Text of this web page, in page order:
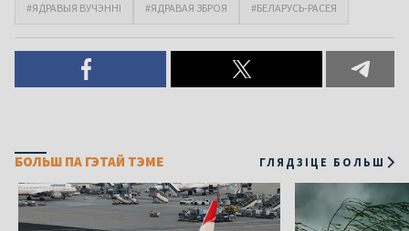
#ЯДРАВЫЯ ВУЧЭННІ #ЯДРАВАЯ ЗБРОЯ #БЕЛАРУСЬ-РАСЕЯ
БОЛЬШ ПА ГЭТАЙ ТЭМЕ ГЛЯДЗІЦЕ БОЛЬШ